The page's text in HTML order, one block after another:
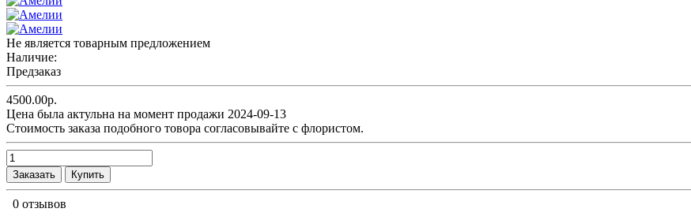
Не является товарным предложением
Наличие:
Предзаказ
4500.00р.
Цена была актульна на момент продажи 2024-09-13
Cтоимость заказа подобного товора согласовывайте с флористом.
Заказать Купить
0 отзывов